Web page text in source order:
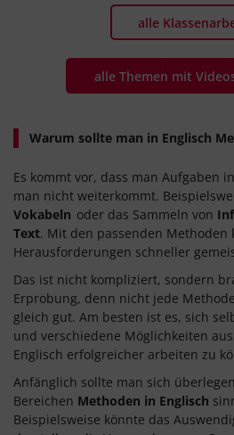
alle
alle Themen mit
Warum sollte man in Englisch
Es kommt vor, dass man Aufgaben
man nicht weiterkommt.
Vokabeln oder das Sammeln von
Text. Mit den passenden Methoden
Herausforderungen schneller
Das ist nicht kompliziert, sondern
Erprobung, denn nicht jede
gleich gut. Am besten ist es, sich
und verschiedene Möglichkeiten
Englisch erfolgreicher arbeiten zu
Anfänglich sollte man sich
Bereichen Methoden in Englisch
Beispielsweise könnte das